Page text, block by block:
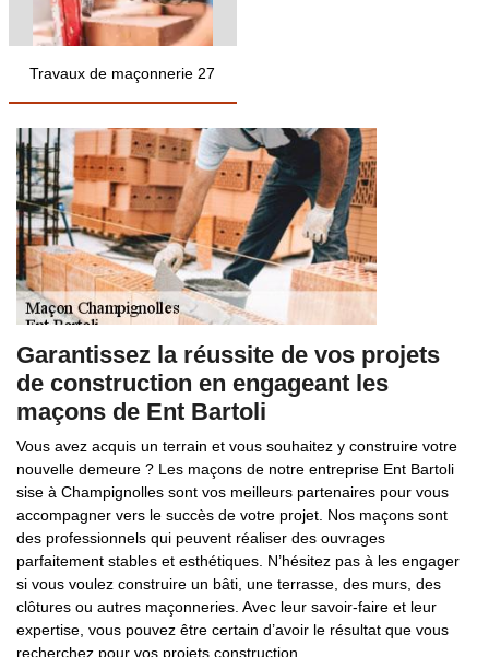
Travaux de maçonnerie 27
Garantissez la réussite de vos projets
de construction en engageant les
maçons de Ent Bartoli
Vous avez acquis un terrain et vous souhaitez y construire votre
nouvelle demeure ? Les maçons de notre entreprise Ent Bartoli
sise à Champignolles sont vos meilleurs partenaires pour vous
accompagner vers le succès de votre projet. Nos maçons sont
des professionnels qui peuvent réaliser des ouvrages
parfaitement stables et esthétiques. N’hésitez pas à les engager
si vous voulez construire un bâti, une terrasse, des murs, des
clôtures ou autres maçonneries. Avec leur savoir-faire et leur
expertise, vous pouvez être certain d’avoir le résultat que vous
recherchez pour vos projets construction.